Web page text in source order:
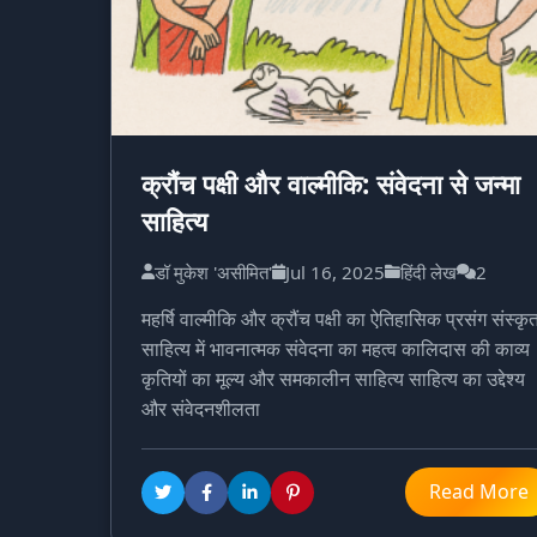
क्रौंच पक्षी और वाल्मीकि: संवेदना से जन्मा
साहित्य
डॉ मुकेश 'असीमित' Jul 16, 2025 हिंदी लेख 2
महर्षि वाल्मीकि और क्रौंच पक्षी का ऐतिहासिक प्रसंग
साहित्य में भावनात्मक संवेदना का महत्व कालिदास की काव्य
कृतियों का मूल्य और समकालीन साहित्य साहित्य का उद्देश्य
और संवेदनशीलता
Read More